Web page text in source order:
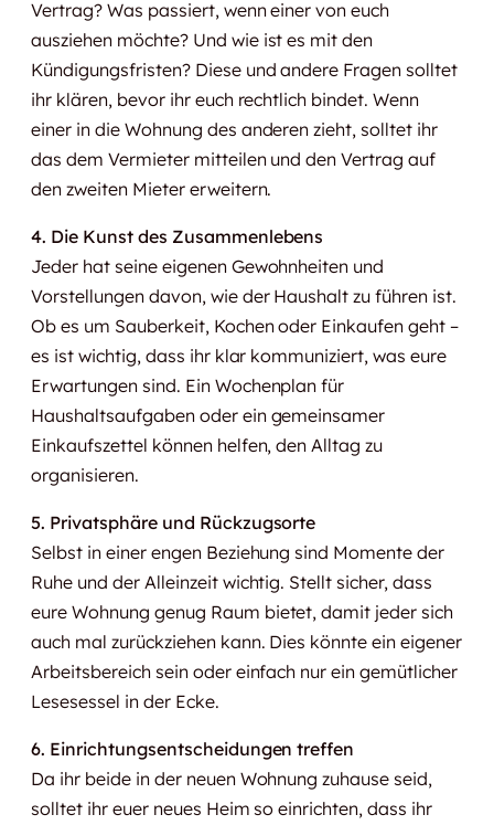
Vertrag? Was passiert, wenn einer von euch
ausziehen möchte? Und wie ist es mit den
Kündigungsfristen? Diese und andere Fragen solltet
ihr klären, bevor ihr euch rechtlich bindet. Wenn
einer in die Wohnung des anderen zieht, solltet ihr
das dem Vermieter mitteilen und den Vertrag auf
den zweiten Mieter erweitern.
4. Die Kunst des Zusammenlebens
Jeder hat seine eigenen Gewohnheiten und
Vorstellungen davon, wie der Haushalt zu führen ist.
Ob es um Sauberkeit, Kochen oder Einkaufen geht –
es ist wichtig, dass ihr klar kommuniziert, was eure
Erwartungen sind. Ein Wochenplan für
Haushaltsaufgaben oder ein gemeinsamer
Einkaufszettel können helfen, den Alltag zu
organisieren.
5. Privatsphäre und Rückzugsorte
Selbst in einer engen Beziehung sind Momente der
Ruhe und der Alleinzeit wichtig. Stellt sicher, dass
eure Wohnung genug Raum bietet, damit jeder sich
auch mal zurückziehen kann. Dies könnte ein eigener
Arbeitsbereich sein oder einfach nur ein gemütlicher
Lesesessel in der Ecke.
6. Einrichtungsentscheidungen treffen
Da ihr beide in der neuen Wohnung zuhause seid,
solltet ihr euer neues Heim so einrichten, dass ihr